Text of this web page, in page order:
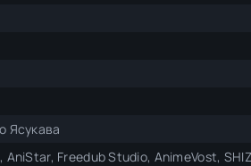
Ясукава
AniStar, Freedub Studio, AnimeVost,